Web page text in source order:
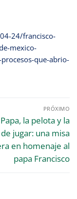
24/francisco-
mexico-
que-abrio-
PRÓXIMO
la pelota y la
jugar: una misa
en homenaje al
papa Francisco